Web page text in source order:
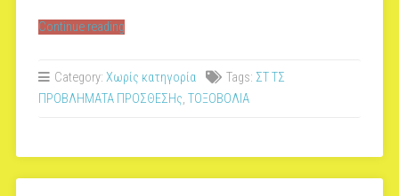
Continue reading“19
ΕBLOG”
Category: Χωρίς κατηγορία Tags: ΣΤ ΤΣ
ΠΡΟΒΛΗΜΑΤΑ ΠΡΟΣΘΕΣΗς, ΤΟΞΟΒΟΛΙΑ